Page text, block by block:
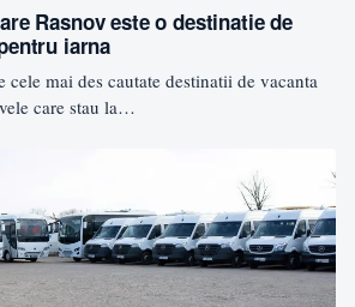
Rasnov este o destinatie de
iarna
cele mai des cautate destinatii de vacanta
care stau la…